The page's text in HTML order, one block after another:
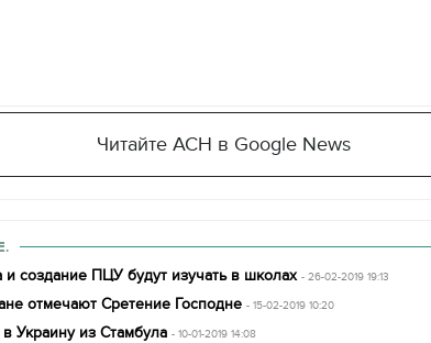
Читайте АСН в Google News
создание ПЦУ будут изучать в школах - 26-02-2019 19:13
отмечают Сретение Господне - 15-02-2019 10:20
Украину из Стамбула - 10-01-2019 14:08